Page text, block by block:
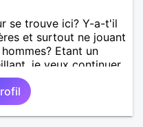
se trouve ici? Y-a-t'il
et surtout ne jouant
Etant un
je veux continuer
la petite famille
profiteuse et autres
vous ne